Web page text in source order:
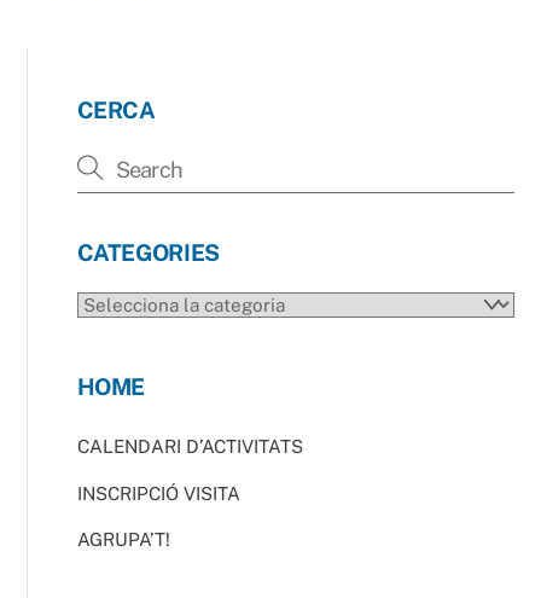
CERCA
CATEGORIES
CATEGORIES
HOME
CALENDARI D’ACTIVITATS
INSCRIPCIÓ VISITA
AGRUPA’T!